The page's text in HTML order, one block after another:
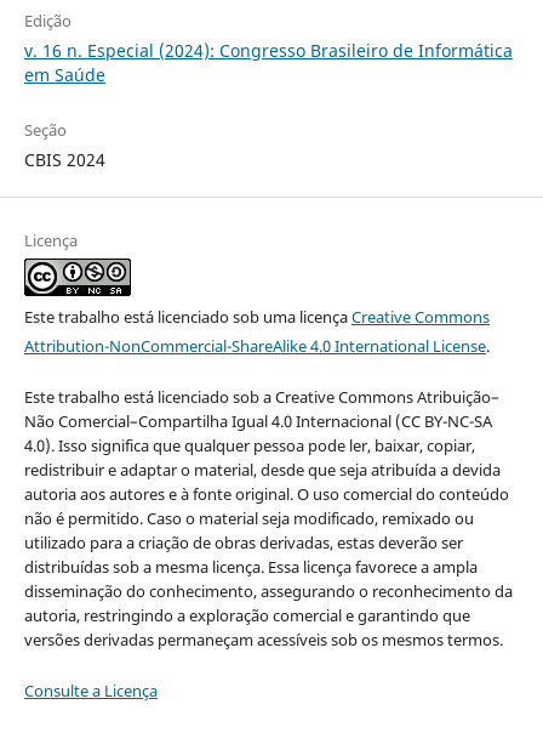
Edição
v. 16 n. Especial (2024): Congresso Brasileiro de Informática
em Saúde
Seção
CBIS 2024
Licença
Este trabalho está licenciado sob uma licençaCreative Commons
Attribution-NonCommercial-ShareAlike 4.0 International License.
Este trabalho está licenciado sob a Creative Commons Atribuição–
Não Comercial–Compartilha Igual 4.0 Internacional (CC BY-NC-SA
4.0). Isso significa que qualquer pessoa pode ler, baixar, copiar,
redistribuir e adaptar o material, desde que seja atribuída a devida
autoria aos autores e à fonte original. O uso comercial do conteúdo
não é permitido. Caso o material seja modificado, remixado ou
utilizado para a criação de obras derivadas, estas deverão ser
distribuídas sob a mesma licença. Essa licença favorece a ampla
disseminação do conhecimento, assegurando o reconhecimento da
autoria, restringindo a exploração comercial e garantindo que
versões derivadas permaneçam acessíveis sob os mesmos termos.
Consulte a Licença